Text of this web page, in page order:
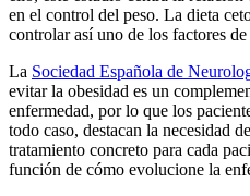
en el control del peso. La dieta
controlar así uno de los factores
La Sociedad Española de
evitar la obesidad es un
enfermedad, por lo que los
todo caso, destacan la necesidad
tratamiento concreto para cada
función de cómo evolucione la